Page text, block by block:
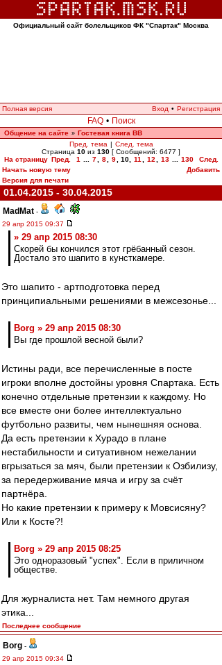
Официальный сайт болельщиков ФК "Спартак" Москва
Полная версия Вход • Регистрация
FAQ • Поиск
Общение на сайте » Гостевая книга ВВ
Пред. тема | След. тема
Страница 10 из 130 [ Сообщений: 6477 ]
На страницу Пред. 1 7 8 9 10, 11 12 13 130
След.
Начать новую тему
Добавить
Версия для печати
01.04.2015 - 30.04.2015
MadMat -
29 апр 2015 09:37
» 29 апр 2015 08:30
Скорей бы кончился этот грёбанный сезон.
Достало это шапито в кунсткамере.
Это шапито - артподготовка перед
принципиальными решениями в межсезонье...
Borg » 29 апр 2015 08:30
Вы где прошлой весной были?
Истины ради, все перечисленные в посте
игроки вполне достойны уровня Спартака. Есть
конечно отдельные претензии к каждому. Но
все вместе они более интеллектуально
футбольно развиты, чем нынешняя основа.
Да есть претензии к Хурадо в плане
нестабильности и ситуативном нежелании
вгрызаться за мяч, были претензии к Озбилизу,
за передерживание мяча и игру за счёт
партнёра.
Но какие претензии к примеру к Мовсисяну?
Или к Косте?!
Borg » 29 апр 2015 08:25
Это одноразовый "успех". Если в приличном
обществе.
Для журналиста нет. Там немного другая
этика...
Последнее сообщение
Borg -
29 апр 2015 09:34